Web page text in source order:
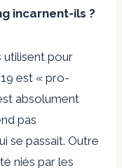
incarnent-ils ?
utilisent pour
est « pro-
absolument
pas
se passait. Outre
niés par les